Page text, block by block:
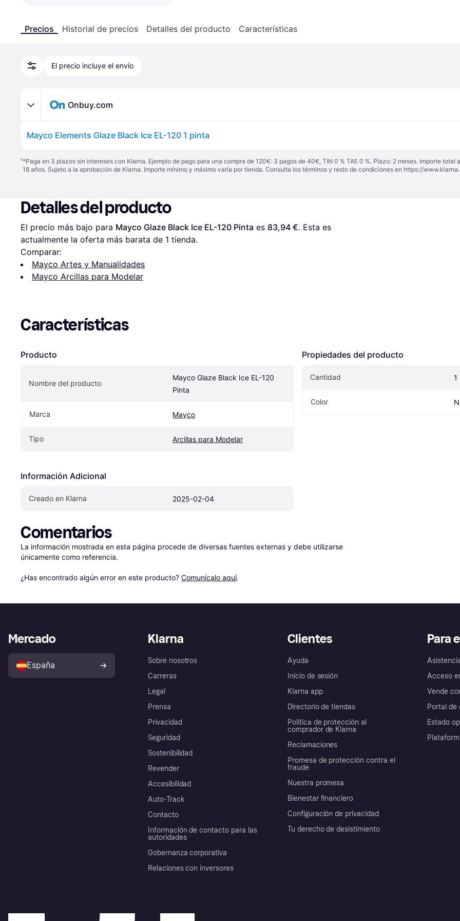
Precios Historial de precios Detalles del producto Características
El precio incluye el envío
Onbuy.com
Mayco Elements Glaze Black Ice EL-120 1 pinta
¹*Paga en 3 plazos sin intereses con Klarna. Ejemplo de pago para una compra de 120€: 3 pagos de 40€, TIN 0 % TAE 0 %. Plazo: 2 meses. Importe
18 años. Sujeto a la aprobación de Klarna. Importe mínimo y máximo varía por tienda. Consulta los términos y resto de condiciones en https://
Detalles del producto
El precio más bajo para Mayco Glaze Black Ice EL-120 Pinta es 83,94 €. Esta es
actualmente la oferta más barata de 1 tienda.
Comparar:
Mayco Artes y Manualidades
Mayco Arcillas para Modelar
Características
Producto
Nombre del producto
Mayco Glaze Black Ice EL-120
Pinta
Marca Mayco
Tipo Arcillas para Modelar
Información Adicional
Creado en Klarna 2025-02-04
Propiedades del producto
Cantidad 1
Color
Comentarios
La información mostrada en esta página procede de diversas fuentes externas y debe utilizarse
únicamente como referencia.
¿Has encontrado algún error en este producto? Comunícalo aquí.
Klarna
Sobre nosotros
Carreras
Legal
Prensa
Privacidad
Seguridad
Sostenibilidad
Revender
Accesibilidad
Auto-Track
Contacto
Información de contacto para las
autoridades
Gobernanza corporativa
Relaciones con inversores
Clientes
Ayuda
Inicio de sesión
Klarna app
Directorio de tiendas
Política de protección al
comprador de Klarna
Reclamaciones
Promesa de protección contra el
fraude
Nuestra promesa
Bienestar financiero
Configuración de privacidad
Tu derecho de desistimiento
Para
Acceso
Vende
Portal de
Estado
Mercado
España